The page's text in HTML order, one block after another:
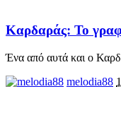
Καρδαράς: Το
Ένα από αυτά και ο
melodia88